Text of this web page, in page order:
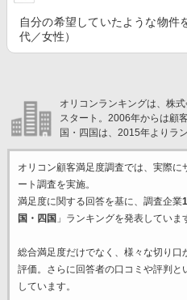
自分の希望していたような物件
代／女性）
オリコンランキングは、株
スタート。2006年からは顧
国・四国は、2015年よりラ
オリコン顧客満足度調査では、実際に
ート調査を実施。
満足度に関する回答を基に、調査企業
国・四国 」ランキングを発表していま
総合満足度だけでなく、様々な切り口
評価。さらに回答者の口コミや評判
しています。